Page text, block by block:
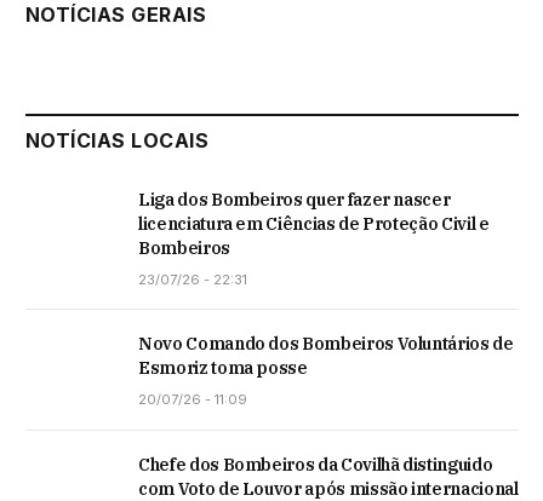
NOTÍCIAS GERAIS
NOTÍCIAS LOCAIS
Liga dos Bombeiros quer fazer nascer
licenciatura em Ciências de Proteção Civil e
Bombeiros
23/07/26 - 22:31
Novo Comando dos Bombeiros Voluntários de
Esmoriz toma posse
20/07/26 - 11:09
Chefe dos Bombeiros da Covilhã distinguido
com Voto de Louvor após missão internacional